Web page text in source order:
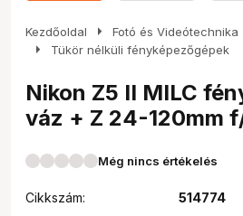
Kezdőoldal arrow_right Fotó és Videótechnika
arrow_right Tükör nélküli fényképezőgépek
Nikon Z5 II MILC
váz + Z 24-120mm
Még nincs értékelés
Cikkszám:
514774